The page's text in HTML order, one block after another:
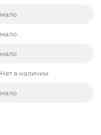
мало
мало
мало
Нет в наличии
мало